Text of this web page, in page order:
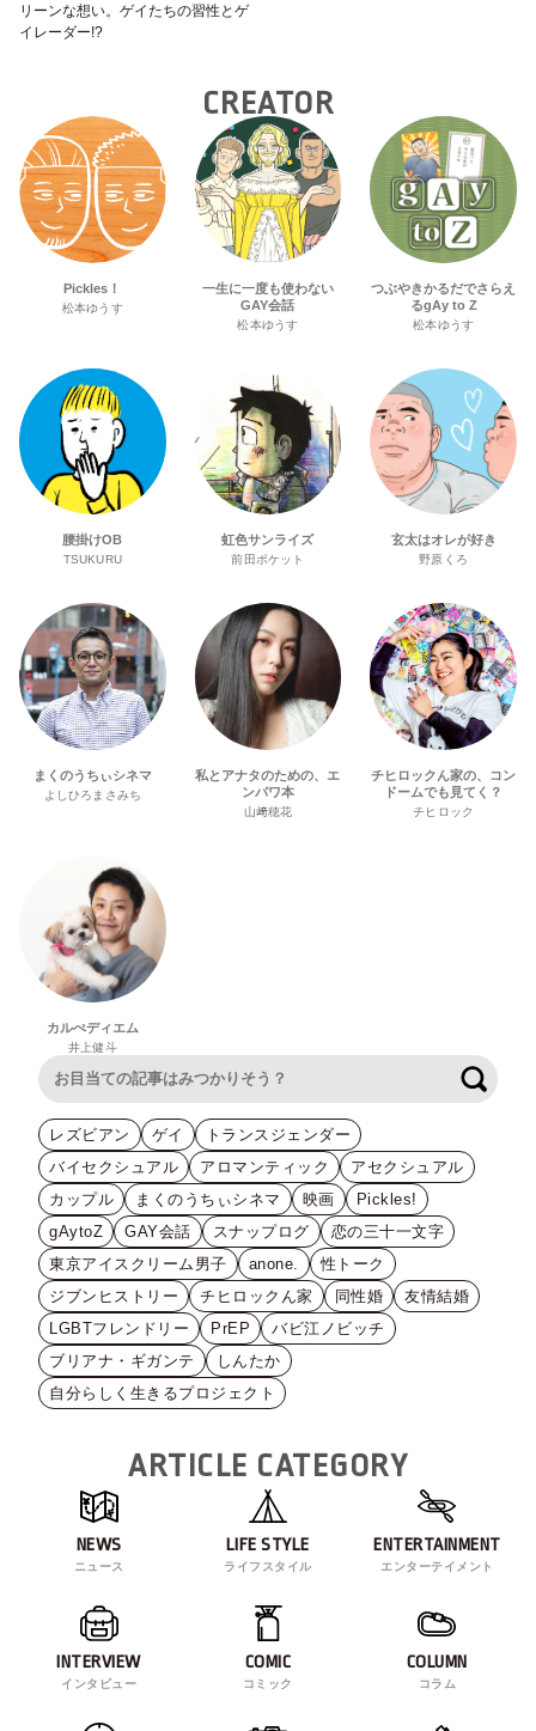
リーンな想い。ゲイたちの習性とゲ
イレーダー!?
CREATOR
Pickles！
松本ゆうす
一生に一度も使わない
GAY会話
松本ゆうす
つぶやきかるだでさらえ
るgAy to Z
松本ゆうす
腰掛けOB
TSUKURU
虹色サンライズ
前田ポケット
玄太はオレが好き
野原くろ
まくのうちぃシネマ
よしひろまさみち
私とアナタのための、エ
ンパワ本
山﨑穂花
チヒロックん家の、コン
ドームでも見てく？
チヒロック
カルぺディエム
井上健斗
レズビアン ゲイ
トランスジェンダー
バイセクシュアル
アロマンティック
アセクシュアル
カップル
まくのうちぃシネマ 映画
Pickles!
gAytoZ
GAY会話 スナップログ
恋の三十一文字
東京アイスクリーム男子
anone.
性トーク
ジブンヒストリー
チヒロックん家 同性婚
友情結婚
LGBTフレンドリー
PrEP
バビ江ノビッチ
ブリアナ・ギガンテ
しんたか
自分らしく生きるプロジェクト
ARTICLE CATEGORY
NEWS
ニュース
LIFE STYLE
ライフスタイル
ENTERTAINMENT
エンターテイメント
INTERVIEW
インタビュー
COMIC
コミック
COLUMN
コラム